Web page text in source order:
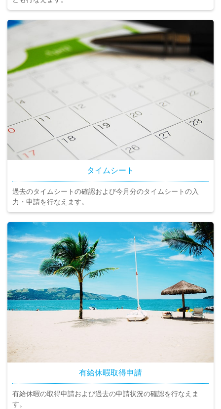
タイムシート
過去のタイムシートの確認および今月分のタイムシートの入
力・申請を行なえます。
有給休暇取得申請
有給休暇の取得申請および過去の申請状況の確認を行なえま
す。